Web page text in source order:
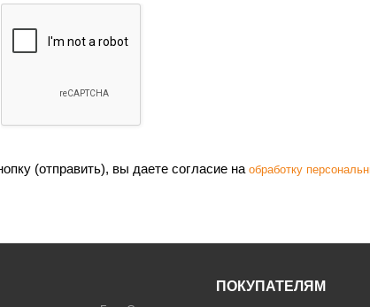
(отправить), вы даете согласие на обработку
ПОКУПАТЕЛЯМ